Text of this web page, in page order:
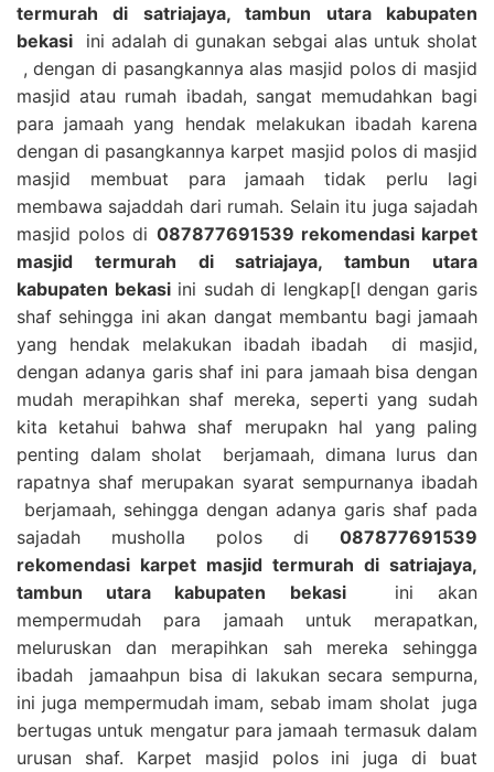
termurah di satriajaya, tambun utara kabupaten
bekasi ini adalah di gunakan sebgai alas untuk sholat
, dengan di pasangkannya alas masjid polos di masjid
masjid atau rumah ibadah, sangat memudahkan bagi
para jamaah yang hendak melakukan ibadah karena
dengan di pasangkannya karpet masjid polos di masjid
masjid membuat para jamaah tidak perlu lagi
membawa sajaddah dari rumah. Selain itu juga sajadah
masjid polos di 087877691539 rekomendasi karpet
masjid termurah di satriajaya, tambun utara
kabupaten bekasiini sudah di lengkap[I dengan garis
shaf sehingga ini akan dangat membantu bagi jamaah
yang hendak melakukan ibadah ibadah di masjid,
dengan adanya garis shaf ini para jamaah bisa dengan
mudah merapihkan shaf mereka, seperti yang sudah
kita ketahui bahwa shaf merupakn hal yang paling
penting dalam sholat berjamaah, dimana lurus dan
rapatnya shaf merupakan syarat sempurnanya ibadah
berjamaah, sehingga dengan adanya garis shaf pada
sajadah musholla polos di 087877691539
rekomendasi karpet masjid termurah di satriajaya,
tambun utara kabupaten bekasiini akan
mempermudah para jamaah untuk merapatkan,
meluruskan dan merapihkan sah mereka sehingga
ibadah jamaahpun bisa di lakukan secara sempurna,
ini juga mempermudah imam, sebab imam sholat juga
bertugas untuk mengatur para jamaah termasuk dalam
urusan shaf. Karpet masjid polos ini juga di buat